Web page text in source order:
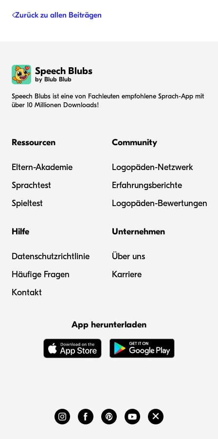
Zurück zu allen Beiträgen
Speech Blubs
by Blub Blub
Speech Blubs ist eine von Fachleuten empfohlene Sprach-App mit
über 10 Millionen Downloads!
Ressourcen
Eltern-Akademie
Sprachtest
Spieltest
Community
Logopäden-Netzwerk
Erfahrungsberichte
Logopäden-Bewertungen
Hilfe
Datenschutzrichtlinie
Häufige Fragen
Kontakt
Unternehmen
Über uns
Karriere
App herunterladen